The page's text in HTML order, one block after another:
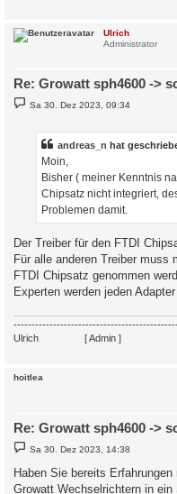
Ulrich
Administrator
Re: Growatt sph4600 ->
B
e
Sa 30. Dez 2023, 09:34
andreas_n hat
Moin,
Bisher ( meiner Kenntnis
Chipsatz nicht integriert,
Problemen damit.
Der Treiber für den FTDI
Für alle anderen Treiber muss
FTDI Chipsatz genommen
Experten werden jeden
Ulrich
[ Admin ]
hoitlea
Re: Growatt sph4600 ->
B
e
i
t
r
Sa 30. Dez 2023, 14:38
Haben Sie bereits
Growatt Wechselrichtern in